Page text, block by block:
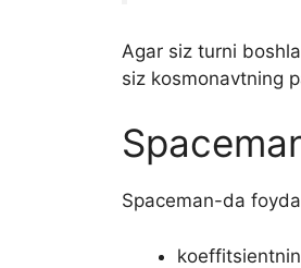
Agar siz turni
siz kosmonavtning
Spaceman-da